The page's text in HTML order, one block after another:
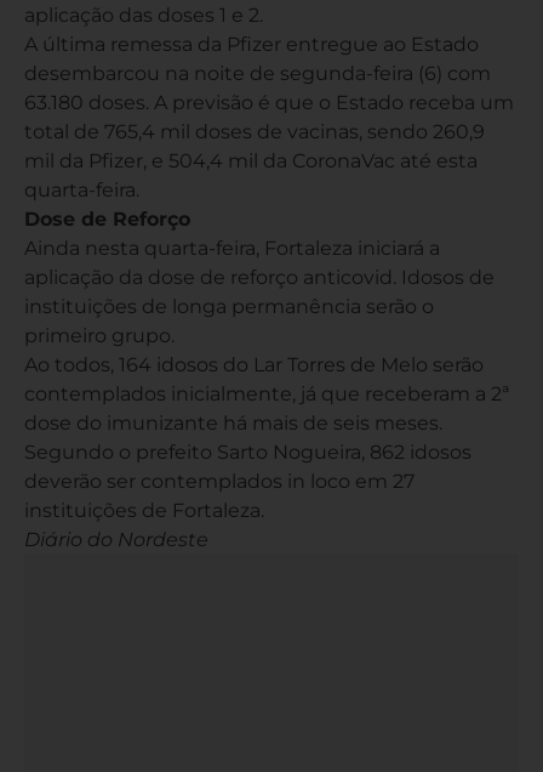
aplicação das doses 1 e 2.
A última remessa da Pfizer entregue ao Estado
desembarcou na noite de segunda-feira (6) com
63.180 doses. A previsão é que o Estado receba um
total de 765,4 mil doses de vacinas, sendo 260,9
mil da Pfizer, e 504,4 mil da CoronaVac até esta
quarta-feira.
Dose de Reforço
Ainda nesta quarta-feira, Fortaleza iniciará a
aplicação da dose de reforço anticovid. Idosos de
instituições de longa permanência serão o
primeiro grupo.
Ao todos, 164 idosos do Lar Torres de Melo serão
contemplados inicialmente, já que receberam a 2ª
dose do imunizante há mais de seis meses.
Segundo o prefeito Sarto Nogueira, 862 idosos
deverão ser contemplados in loco em 27
instituições de Fortaleza.
Diário do Nordeste